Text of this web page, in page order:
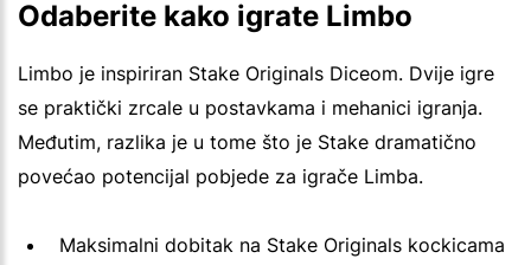
Odaberite kako igrate Limbo
Limbo je inspiriran Stake Originals Diceom. Dvije igre
se praktički zrcale u postavkama i mehanici igranja.
Međutim, razlika je u tome što je Stake dramatično
povećao potencijal pobjede za igrače Limba.
Maksimalni dobitak na Stake Originals kockicama